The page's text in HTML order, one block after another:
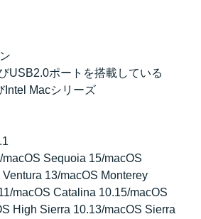
USB2.0ポートを搭載している
Intel Macシリーズ
macOS Sequoia 15/macOS
13/macOS Monterey
macOS Catalina 10.15/macOS
High Sierra 10.13/macOS Sierra